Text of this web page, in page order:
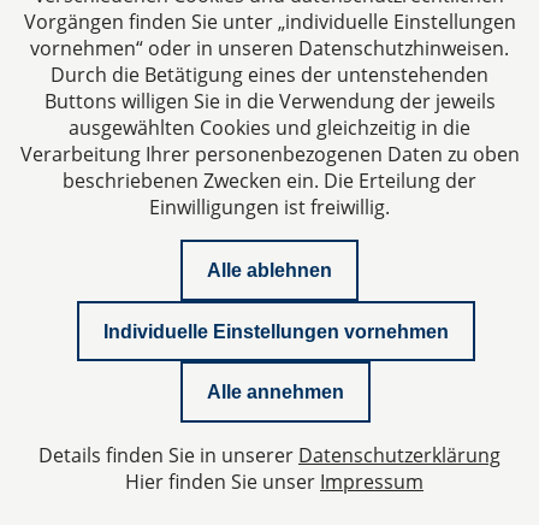
Impressum
Datenschutzerklärung
Newsletter
Datenschutzeinstellungen
Vorgängen finden Sie unter „individuelle Einstellungen
vornehmen“ oder in unseren Datenschutzhinweisen.
Durch die Betätigung eines der untenstehenden
Buttons willigen Sie in die Verwendung der jeweils
ausgewählten Cookies und gleichzeitig in die
Verarbeitung Ihrer personenbezogenen Daten zu oben
beschriebenen Zwecken ein. Die Erteilung der
Einwilligungen ist freiwillig.
Alle ablehnen
Individuelle Einstellungen vornehmen
Alle annehmen
Details finden Sie in unserer Datenschutzerklärung
Hier finden Sie unser Impressum